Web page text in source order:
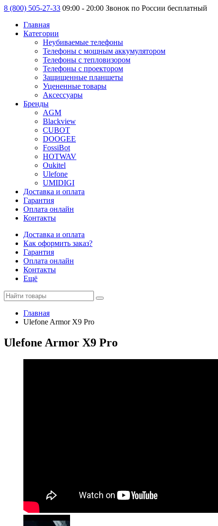
8 (800) 505-27-33 09:00 - 20:00 Звонок по России бесплатный
Главная
Категории
Неубиваемые телефоны
Телефоны с мощным аккумулятором
Телефоны с тепловизором
Телефоны с проектором
Защищенные планшеты
Уцененные товары
Аксессуары
Бренды
AGM
Blackview
CUBOT
DOOGEE
FossiBot
HOTWAV
Oukitel
Ulefone
UMIDIGI
Доставка и оплата
Гарантия
Оплата онлайн
Контакты
Доставка и оплата
Как оформить заказ?
Гарантия
Оплата онлайн
Контакты
Ещё
Главная
Ulefone Armor X9 Pro
Ulefone Armor X9 Pro